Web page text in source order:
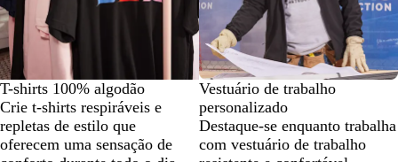
T-shirts 100% algodão
Crie t-shirts respiráveis e
repletas de estilo que
oferecem uma sensação de
Vestuário de trabalho
personalizado
Destaque-se enquanto trabalha
com vestuário de trabalho